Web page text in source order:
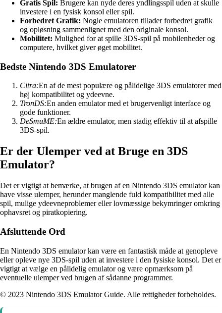
Gratis Spil: Brugere kan nyde deres yndlingsspil uden at skulle
investere i en fysisk konsol eller spil.
Forbedret Grafik: Nogle emulatoren tillader forbedret grafik
og opløsning sammenlignet med den originale konsol.
Mobilitet: Mulighed for at spille 3DS-spil på mobilenheder og
computere, hvilket giver øget mobilitet.
Bedste Nintendo 3DS Emulatorer
Citra:En af de mest populære og pålidelige 3DS emulatorer med
høj kompatibilitet og ydeevne.
TronDS:En anden emulator med et brugervenligt interface og
gode funktioner.
DeSmuME:En ældre emulator, men stadig effektiv til at afspille
3DS-spil.
Er der Ulemper ved at Bruge en 3DS
Emulator?
Det er vigtigt at bemærke, at brugen af en Nintendo 3DS emulator kan
have visse ulemper, herunder manglende fuld kompatibilitet med alle
spil, mulige ydeevneproblemer eller lovmæssige bekymringer omkring
ophavsret og piratkopiering.
Afsluttende Ord
En Nintendo 3DS emulator kan være en fantastisk måde at genopleve
eller opleve nye 3DS-spil uden at investere i den fysiske konsol. Det er
vigtigt at vælge en pålidelig emulator og være opmærksom på
eventuelle ulemper ved brugen af sådanne programmer.
© 2023 Nintendo 3DS Emulator Guide. Alle rettigheder forbeholdes.